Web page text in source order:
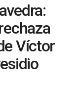
Víctor